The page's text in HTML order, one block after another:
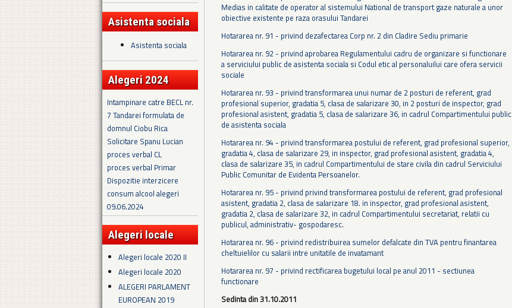
Asistenta sociala
Asistenta sociala
Alegeri 2024
Intampinare catre BECL nr.
7 Tandarei formulata de
domnul Ciobu Rica
Solicitare Spanu Lucian
proces verbal CL
proces verbal Primar
Dispozitie interzicere
consum alcool alegeri
09.06.2024
Alegeri locale
Alegeri locale 2020 II
Alegeri locale 2020
ALEGERI PARLAMENT
EUROPEAN 2019
Medias in calitate de operator al sistemului National de transport gaze naturale a unor
obiective existente pe raza orasului Tandarei
Hotararea nr. 91 - privind dezafectarea Corp nr. 2 din Cladire Sediu primarie
Hotararea nr. 92 - privind aprobarea Regulamentului cadru de organizare si functionare
a serviciului public de asistenta sociala si Codul etic al personaluilui care ofera servicii
sociale
Hotararea nr. 93 - privind transformarea unui numar de 2 posturi de referent, grad
profesional superior, gradatia 5, clasa de salarizare 30, in 2 posturi de inspector, grad
profesional asistent, gradatia 5, clasa de salarizare 36, in cadrul Compartimentului public
de asistenta sociala
Hotararea nr. 94 - privind transformarea postului de referent, grad profesional superior,
gradatia 4, clasa de salarizare 29, in inspector, grad profesional asistent, gradatia 4,
clasa de salarizare 35, in cadrul Compartimentului de stare civila din cadrul Serviciului
Public Comunitar de Evidenta Persoanelor.
Hotararea nr. 95 - privind privind transformarea postului de referent, grad profesional
asistent, gradatia 2, clasa de salarizare 18. in inspector, grad profesional asistent,
gradatia 2, clasa de salarizare 32, in cadrul Compartimentului secretariat, relatii cu
publicul, administrativ- gospodaresc.
Hotararea nr. 96 - privind redistribuirea sumelor defalcate din TVA pentru finantarea
cheltuielilor cu salarii intre unitatile de invatamant
Hotararea nr. 97 - privind rectificarea bugetului local pe anul 2011 - sectiunea
functionare
Sedinta din 31.10.2011